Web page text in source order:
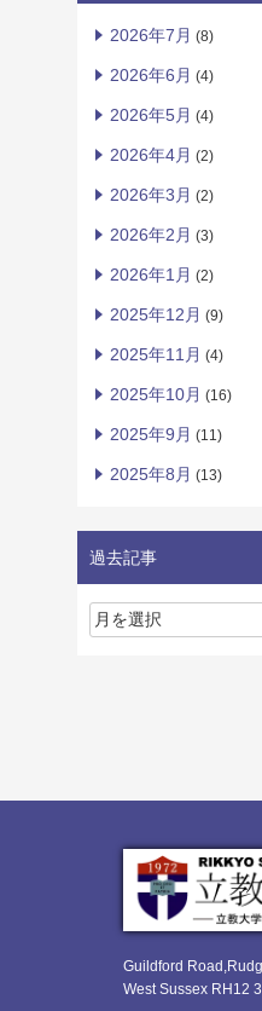
2026年7月 (8)
2026年6月 (4)
2026年5月 (4)
2026年4月 (2)
2026年3月 (2)
2026年2月 (3)
2026年1月 (2)
2025年12月 (9)
2025年11月 (4)
2025年10月 (16)
2025年9月 (11)
2025年8月 (13)
過去記事
Guildford
West Sussex RH12